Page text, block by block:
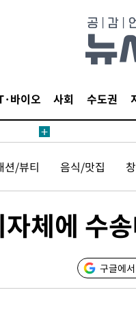
바이오 사회 수도권
션/뷰티 음식/맛집
체에 수
구글에